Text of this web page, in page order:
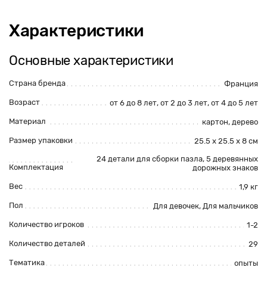
Характеристики
Основные характеристики
Страна бренда Франция
Возраст от 6 до 8 лет, от 2 до 3 лет, от 4 до 5 лет
Материал картон, дерево
Размер упаковки 25.5 х 25.5 х 8 см
Комплектация
24 детали для сборки пазла, 5 деревянных
дорожных знаков
Вес 1,9 кг
Пол Для девочек, Для мальчиков
Количество игроков 1-2
Количество деталей 29
Тематика опыты